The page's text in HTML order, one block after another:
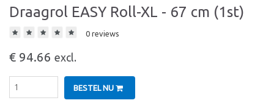
Draagrol EASY Roll-XL - 67 cm (1st)
0 reviews
€ 94.66 excl.
BESTEL NU